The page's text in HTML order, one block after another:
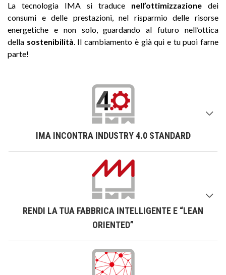
La tecnologia IMA si traduce nell’ottimizzazione dei
consumi e delle prestazioni, nel risparmio delle risorse
energetiche e non solo, guardando al futuro nell’ottica
della sostenibilità. Il cambiamento è già qui e tu puoi farne
parte!
IMA INCONTRA INDUSTRY 4.0 STANDARD
RENDI LA TUA FABBRICA INTELLIGENTE E “LEAN
ORIENTED”